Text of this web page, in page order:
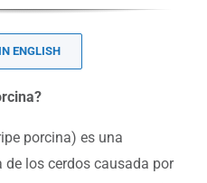
IN ENGLISH
porcina) es una
los cerdos causada por